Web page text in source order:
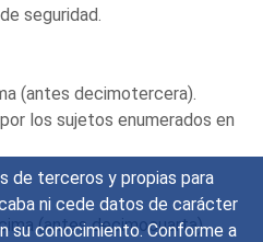
de terceros y propias para
ni cede datos de carácter
su conocimiento. Conforme a
seguridad.
(antes decimotercera).
los sujetos enumerados en
(antes decimocuarta).